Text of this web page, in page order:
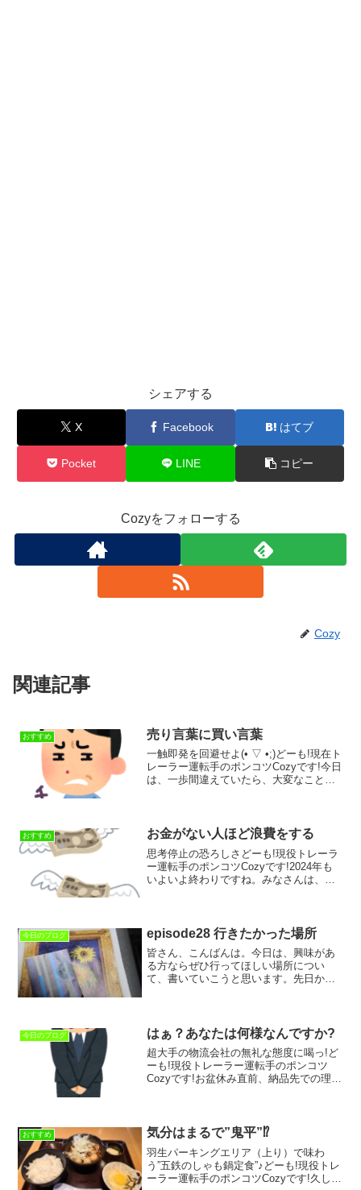
シェアする
X Facebook はてブ
Pocket LINE コピー
Cozyをフォローする
Cozy
関連記事
おすすめ 売り言葉に買い言葉
一触即発を回避せよ(⁠•⁠ ⁠▽⁠ ⁠•⁠;⁠)どーも!現在ト
レーラー運転手のポンコツCozyです!今日
は、一歩間違えていたら、大変なことに
おすすめ お金がない人ほど浪費をする
思考停止の恐ろしさどーも!現役トレーラ
ー運転手のポンコツCozyです!2024年も
いよいよ終わりですね。みなさんは、こ
ャ...
今日のブログ episode28 行きたかった場所
皆さん、こんばんは。今日は、興味があ
る方ならぜひ行ってほしい場所につい
て、書いていこうと思います。先日から
り無駄な走りは出来ま...
今日のブログ はぁ？あなたは何様なんですか?
超大手の物流会社の無礼な態度に喝っ!ど
ーも!現役トレーラー運転手のポンコツ
Cozyです!お盆休み直前、納品先での理不
手で受付を済ませ...
おすすめ 気分はまるで”鬼平”⁉
羽生パーキングエリア（上り）で味わ
う”五鉄のしゃも鍋定食”♪どーも!現役トレ
ーラー運転手のポンコツCozyです!久しぶ